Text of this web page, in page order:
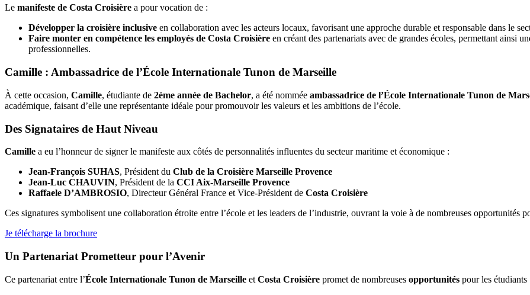
Le manifeste de Costa Croisière a pour vocation de :
Développer la croisière inclusive en collaboration avec les acteurs locaux, favorisant une approche durable et responsable dans le
Faire monter en compétence les employés de Costa Croisière en créant des partenariats avec de grandes écoles, permettant ainsi
professionnelles.
Camille : Ambassadrice de l’École Internationale Tunon de Marseille
À cette occasion, Camille, étudiante de 2ème année de Bachelor, a été nommée ambassadrice de l’École Internationale Tunon de
académique, faisant d’elle une représentante idéale pour promouvoir les valeurs et les ambitions de l’école.
Des Signataires de Haut Niveau
Camille a eu l’honneur de signer le manifeste aux côtés de personnalités influentes du secteur maritime et économique :
Jean-François SUHAS, Président du Club de la Croisière Marseille Provence
Jean-Luc CHAUVIN, Président de la CCI Aix-Marseille Provence
Raffaele D’AMBROSIO, Directeur Général France et Vice-Président de Costa Croisière
Ces signatures symbolisent une collaboration étroite entre l’école et les leaders de l’industrie, ouvrant la voie à de nombreuses opportunités
Je télécharge la brochure
Un Partenariat Prometteur pour l’Avenir
Ce partenariat entre l’École Internationale Tunon de Marseille et Costa Croisière promet de nombreuses opportunités pour les étudiants